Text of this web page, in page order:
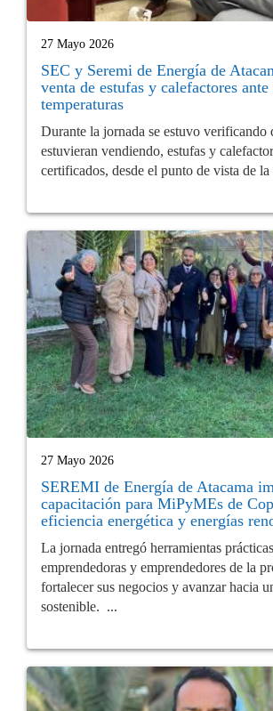
27 Mayo 2026
SEC y Seremi de Energía de
venta de estufas y calefactores ante
temperaturas
Durante la jornada se estuvo verificando
estuvieran vendiendo, estufas y
certificados, desde el punto de vista de
27 Mayo 2026
SEREMI de Energía de Atacama
capacitación para MiPyMEs de
eficiencia energética y energías
La jornada entregó herramientas
emprendedoras y emprendedores de la
fortalecer sus negocios y avanzar hacia
sostenible. ...